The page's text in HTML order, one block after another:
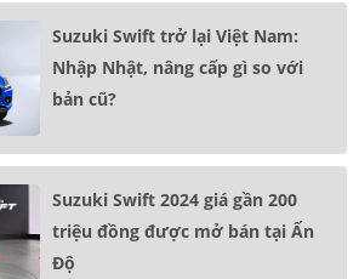
Suzuki Swift trở lại Việt Nam:
Nhập Nhật, nâng cấp gì so với
bản cũ?
Suzuki Swift 2024 giá gần 200
triệu đồng được mở bán tại Ấn
Độ